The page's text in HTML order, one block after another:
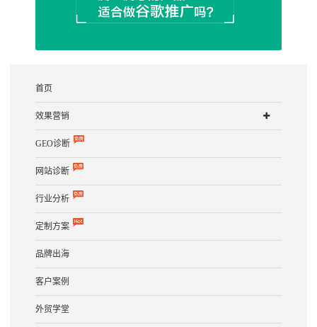
首页
效果营销
GEO诊断
网站诊断
行业分析
定制方案
品牌出海
客户案例
外贸学堂